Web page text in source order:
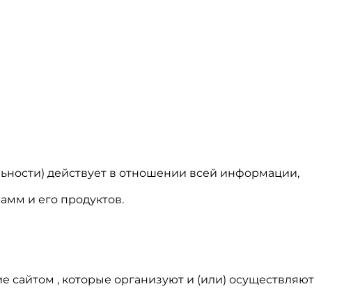
действует в отношении всей информации,
и его продуктов.
сайтом , которые организуют и (или) осуществляют